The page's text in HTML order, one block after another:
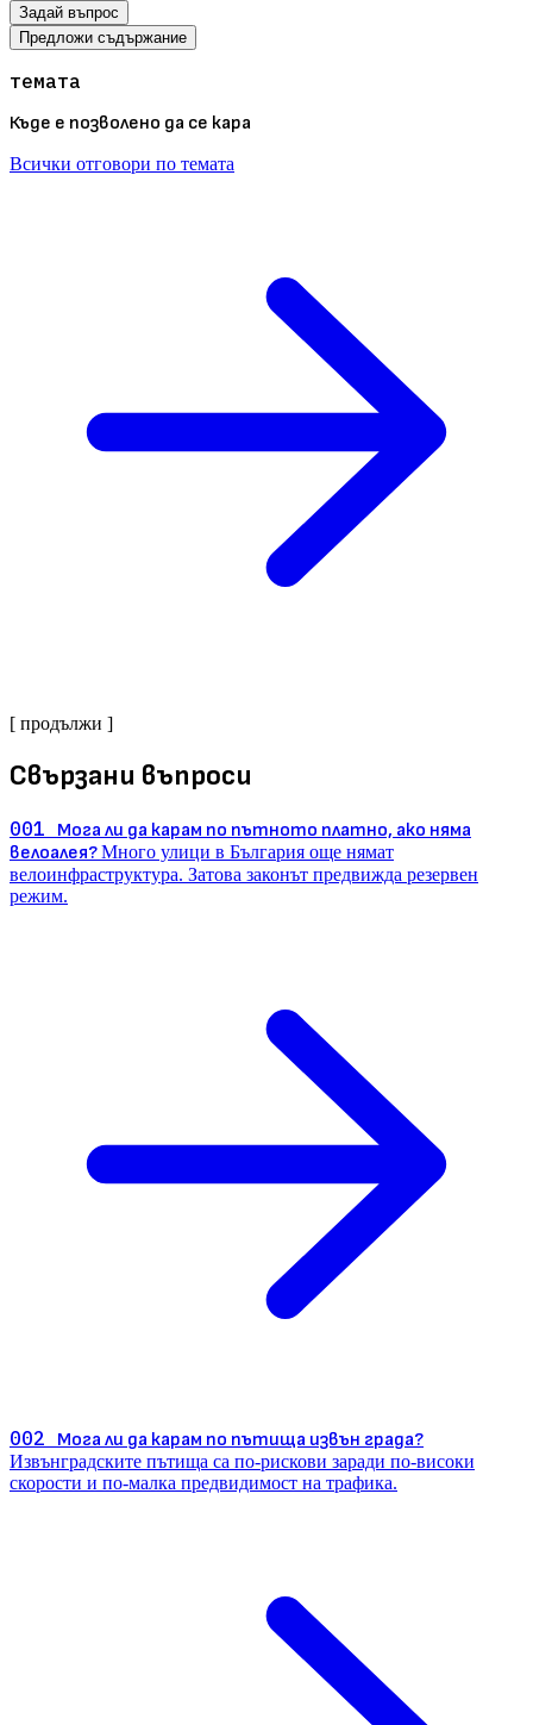
Задай въпрос
Предложи съдържание
темата
Къде е позволено да се кара
Всички отговори по темата
[ продължи ]
Свързани въпроси
001 Мога ли да карам по пътното платно, ако няма
велоалея?Много улици в България още нямат
велоинфраструктура. Затова законът предвижда резервен
режим.
002 Мога ли да карам по пътища извън града?
Извънградските пътища са по-рискови заради по-високи
скорости и по-малка предвидимост на трафика.